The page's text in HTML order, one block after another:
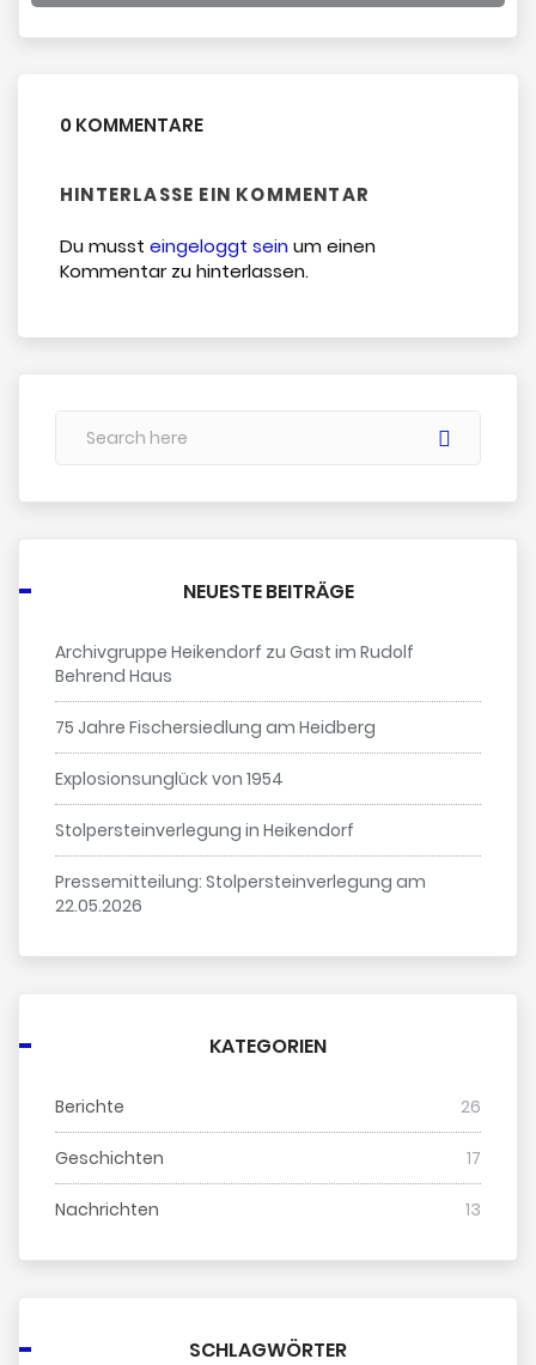
0 KOMMENTARE
HINTERLASSE EIN KOMMENTAR
Du musst eingeloggt sein um einen
Kommentar zu hinterlassen.
NEUESTE BEITRÄGE
Archivgruppe Heikendorf zu Gast im Rudolf
Behrend Haus
75 Jahre Fischersiedlung am Heidberg
Explosionsunglück von 1954
Stolpersteinverlegung in Heikendorf
Pressemitteilung: Stolpersteinverlegung am
22.05.2026
KATEGORIEN
Berichte 26
Geschichten 17
Nachrichten 13
SCHLAGWÖRTER